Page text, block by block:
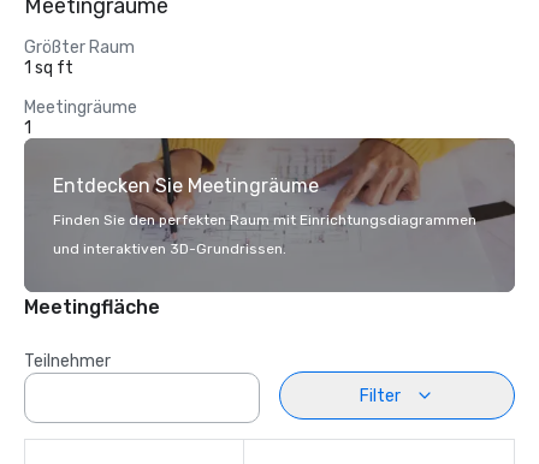
Meetingräume
Größter Raum
1 sq ft
Meetingräume
1
Entdecken Sie Meetingräume
Finden Sie den perfekten Raum mit Einrichtungsdiagrammen
und interaktiven 3D-Grundrissen.
Meetingfläche
Teilnehmer
Filter